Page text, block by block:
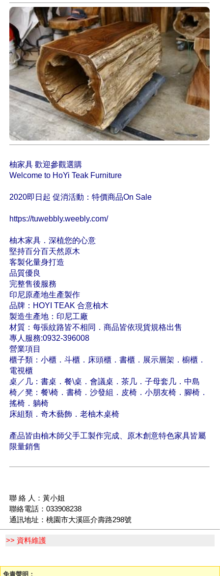
柚家具 歡迎參觀選購
Welcome to HoYi Teak Furniture
2020即日起 促消活動：特價商品On Sale
https://tuwebbly.weebly.com/
柚木家具．深植您的心意
堅持百分百天然原木
客製化量身打造
品質優良
完整售後服務
印尼原產地生產製作
品牌：HOYI TEAK 合意柚木
製造生產地：印尼工廠
材質：每張紋路皆不相同．商品皆依現貨規格出售
專人服務:0932-396008
營業項目
櫃子類：小櫃．斗櫃．床頭櫃．書櫃．展示層架．櫥櫃．
電視櫃
桌／几：書桌．餐\桌．會議桌．茶几．子母套几．中島
椅／凳：餐\椅．書椅．沙發組．皮椅．小朋友椅．腳椅．
搖椅．躺椅
床組類．奇木藝飾．老柚木桌椅
產品皆由柚木師父手工製作完成、原木創意特色家具皆屬
限量銷售
聯 絡 人：黃小姐
聯絡電話：033908238
通訊地址：桃園市大溪區介壽路298號
>> 資料維護
免責聲明：